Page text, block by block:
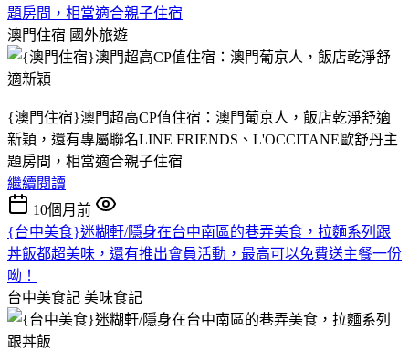
題房間，相當適合親子住宿
澳門住宿 國外旅遊
{澳門住宿}澳門超高CP值住宿：澳門葡京人，飯店乾淨舒適
新穎，還有專屬聯名LINE FRIENDS、L'OCCITANE歐舒丹主
題房間，相當適合親子住宿
繼續閱讀
10個月前
{台中美食}迷糊軒/隱身在台中南區的巷弄美食，拉麵系列跟
丼飯都超美味，還有推出會員活動，最高可以免費送主餐一份
呦！
台中美食記 美味食記